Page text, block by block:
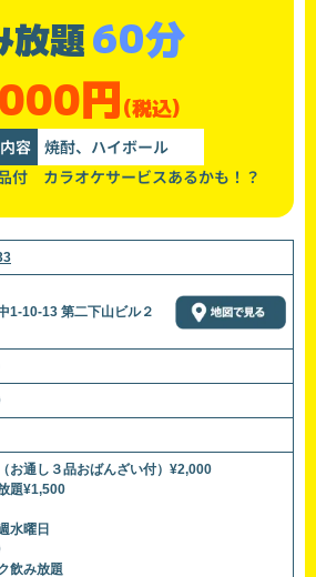
放題60分
円(税込)
容 焼酎、ハイボール
付 カラオケサービスあるかも！？
1-10-13 第二下山ビル２
お通し３品おばんざい付）¥2,000
題¥1,500
水曜日
飲み放題